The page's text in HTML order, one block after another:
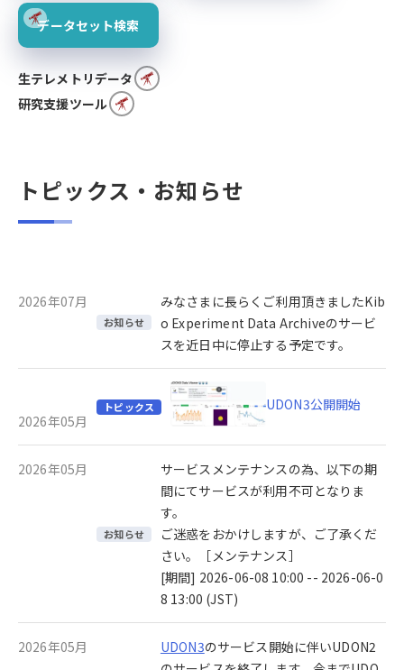
データセット検索
生テレメトリデータ
研究支援ツール
トピックス・お知らせ
2026年07月
お知らせ
みなさまに長らくご利用頂きましたKib
o Experiment Data Archiveのサービ
スを近日中に停止する予定です。
2026年05月
トピックス UDON3公開開始
2026年05月
お知らせ
サービスメンテナンスの為、以下の期
間にてサービスが利用不可となりま
す。
ご迷惑をおかけしますが、ご了承くだ
さい。［メンテナンス］
[期間] 2026-06-08 10:00 -- 2026-06-0
8 13:00 (JST)
2026年05月 UDON3のサービス開始に伴いUDON2